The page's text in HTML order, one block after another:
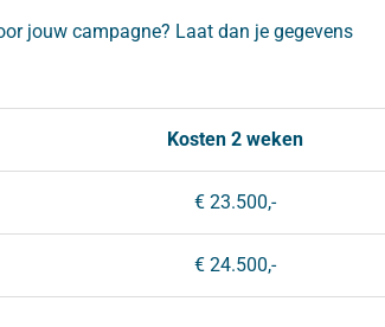
jouw campagne? Laat dan je gegevens
Kosten 2 weken
€ 23.500,-
€ 24.500,-